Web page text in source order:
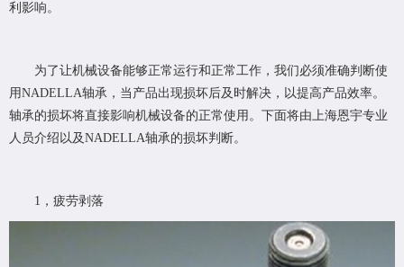
利影响。
为了让机械设备能够正常运行和正常工作，我们必须准确判断使
用NADELLA轴承，当产品出现损坏后及时解决，以提高产品效率。
轴承的损坏将直接影响机械设备的正常使用。下面将由上海恩宇专业
人员介绍以及NADELLA轴承的损坏判断。
1，疲劳剥落